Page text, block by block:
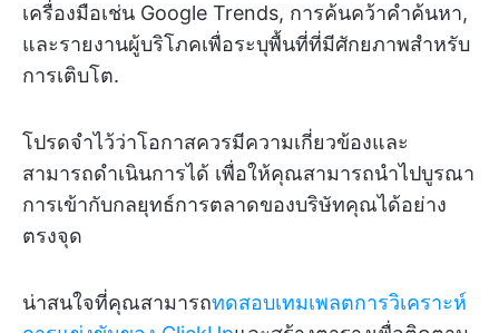
เครื่องมือเช่น Google Trends, การค้นคว้าคำค้นหา,
และรายงานผู้บริโภคเพื่อระบุพื้นที่ที่มีศักยภาพสำหรับ
การเติบโต.
โปรดจำไว้ว่าโอกาสควรมีความเกี่ยวข้องและ
สามารถดำเนินการได้ เพื่อให้คุณสามารถนำไปบูรณา
การเข้ากับกลยุทธ์การตลาดของบริษัทคุณได้อย่าง
ตรงจุด
น่าสนใจที่คุณสามารถทดสอบเทมเพลตการวิเคราะห์